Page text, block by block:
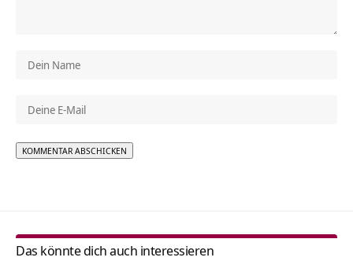
Das könnte dich auch interessieren